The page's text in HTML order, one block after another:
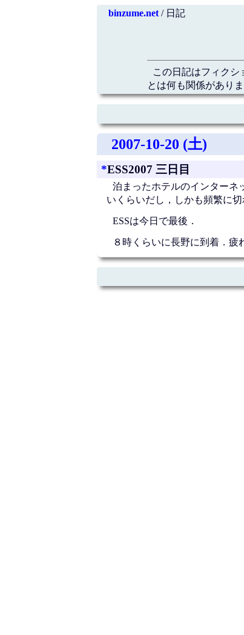
binzume.net/ 日記
この日記はフィク
とは何も関係があり
2007-10-20 (土)
*ESS2007 三日目
泊まったホテルのインターネ
いくらいだし，しかも頻繁に
ESSは今日で最後．
８時くらいに長野に到着．疲